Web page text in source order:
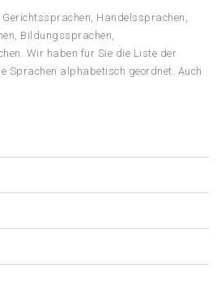
Handelssprachen,
Bildungssprachen,
Wir haben für Sie die Liste der
Sprachen alphabetisch geordnet. Auch